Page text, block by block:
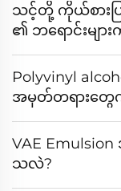
သင့်တို့ ကိုယ်စားပြု
၏ ဘရောင်းမျ
Polyvinyl
အမှတ်တရားတွ
VAE
သလဲ?